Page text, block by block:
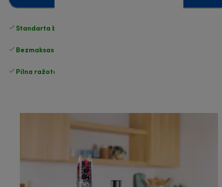
Standarta bezmaksas piegāde
Bezmaksas atgriešana
Pilna ražotāja garantija